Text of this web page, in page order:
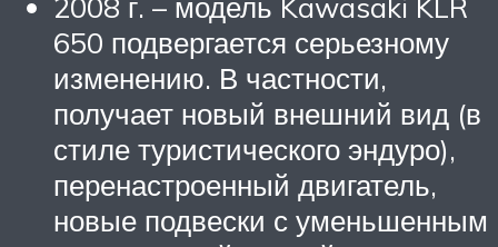
650 подвергается серьезному
изменению. В частности,
получает новый внешний вид (в
стиле туристического эндуро),
перенастроенный двигатель,
новые подвески с уменьшенным